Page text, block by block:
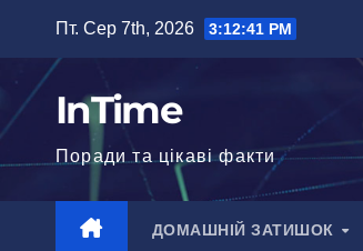
вмісту
Пт. Сер 7th, 2026 3:12:43 PM
InTime
Поради та цікаві факти
ДОМАШНІЙ ЗАТИШОК